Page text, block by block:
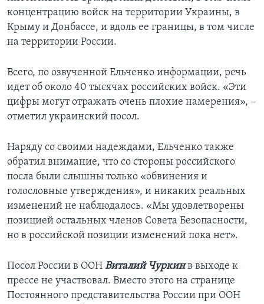
концентрацию войск на территории Украины, в
Крыму и Донбассе, и вдоль ее границы, в том числе
на территории России.
Всего, по озвученной Ельченко информации, речь
идет об около 40 тысячах российских войск. «Эти
цифры могут отражать очень плохие намерения», –
отметил украинский посол.
Наряду со своими надеждами, Ельченко также
обратил внимание, что со стороны российского
посла были слышны только «обвинения и
голословные утверждения», и никаких реальных
изменений не наблюдалось. «Мы удовлетворены
позицией остальных членов Совета Безопасности,
но в российской позиции изменений пока нет».
Посол России в ООН Виталий Чуркинв выходе к
прессе не участвовал. Вместо этого на странице
Постоянного представительства России при ООН